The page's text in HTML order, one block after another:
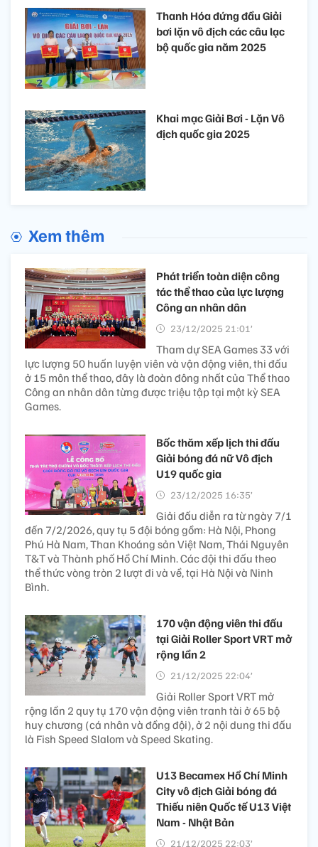
Thanh Hóa đứng đầu Giải
bơi lặn vô địch các câu lạc
bộ quốc gia năm 2025
Khai mạc Giải Bơi - Lặn Vô
địch quốc gia 2025
Xem thêm
Phát triển toàn diện công
tác thể thao của lực lượng
Công an nhân dân
23/12/2025 21:01’
Tham dự SEA Games 33 với
lực lượng 50 huấn luyện viên và vận động viên, thi đấu
ở 15 môn thể thao, đây là đoàn đông nhất của Thể thao
Công an nhân dân từng được triệu tập tại một kỳ SEA
Games.
Bốc thăm xếp lịch thi đấu
Giải bóng đá nữ Vô địch
U19 quốc gia
23/12/2025 16:35’
Giải đấu diễn ra từ ngày 7/1
đến 7/2/2026, quy tụ 5 đội bóng gồm: Hà Nội, Phong
Phú Hà Nam, Than Khoáng sản Việt Nam, Thái Nguyên
T&T và Thành phố Hồ Chí Minh. Các đội thi đấu theo
thể thức vòng tròn 2 lượt đi và về, tại Hà Nội và Ninh
Bình.
170 vận động viên thi đấu
tại Giải Roller Sport VRT mở
rộng lần 2
21/12/2025 22:04’
Giải Roller Sport VRT mở
rộng lần 2 quy tụ 170 vận động viên tranh tài ở 65 bộ
huy chương (cá nhân và đồng đội), ở 2 nội dung thi đấu
là Fish Speed Slalom và Speed Skating.
U13 Becamex Hồ Chí Minh
City vô địch Giải bóng đá
Thiếu niên Quốc tế U13 Việt
Nam - Nhật Bản
21/12/2025 22:03’